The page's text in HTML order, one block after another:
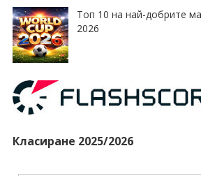
Топ 10 на най-добрите
2026
Класиране 2025/2026